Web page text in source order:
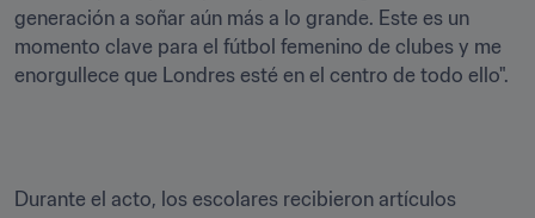
generación a soñar aún más a lo grande. Este es un
momento clave para el fútbol femenino de clubes y me
enorgullece que Londres esté en el centro de todo ello".
Durante el acto, los escolares recibieron artículos